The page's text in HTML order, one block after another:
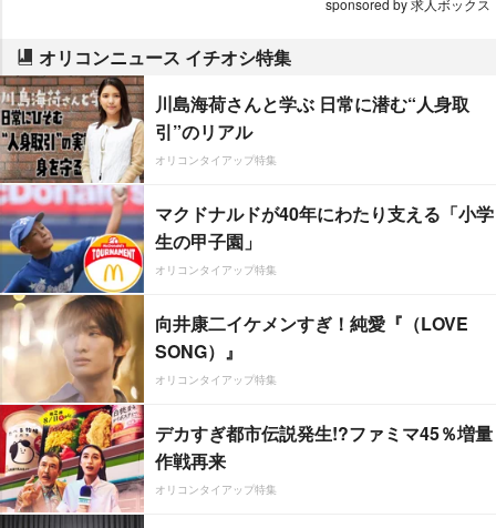
オリコンニュース イチオシ特集
川島海荷さんと学ぶ 日常に潜む“人身取
引”のリアル
オリコンタイアップ特集
マクドナルドが40年にわたり支える「小学
生の甲子園」
オリコンタイアップ特集
向井康二イケメンすぎ！純愛『（LOVE
SONG）』
オリコンタイアップ特集
デカすぎ都市伝説発生!?ファミマ45％増量
作戦再来
オリコンタイアップ特集